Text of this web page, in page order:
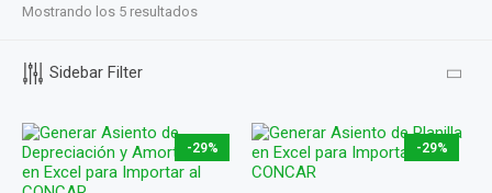
Mostrando los 5 resultados
Sidebar Filter
-29% -29%